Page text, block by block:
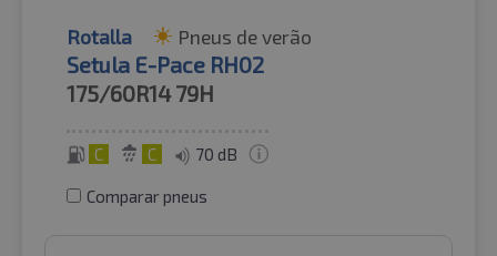
Rotalla Pneus de verão
Setula E-Pace RH02
175/60R14 79H
C C 70 dB
Comparar pneus